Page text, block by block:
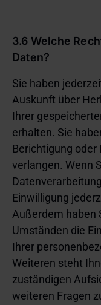
3.6 Welche
Daten?
Sie haben
Auskunft über
Ihrer
erhalten. Sie
Berichtigung oder
verlangen. Wenn
Einwilligung
Außerdem haben
Umständen die
Ihrer
Weiteren steht
zuständigen
weiteren Fragen